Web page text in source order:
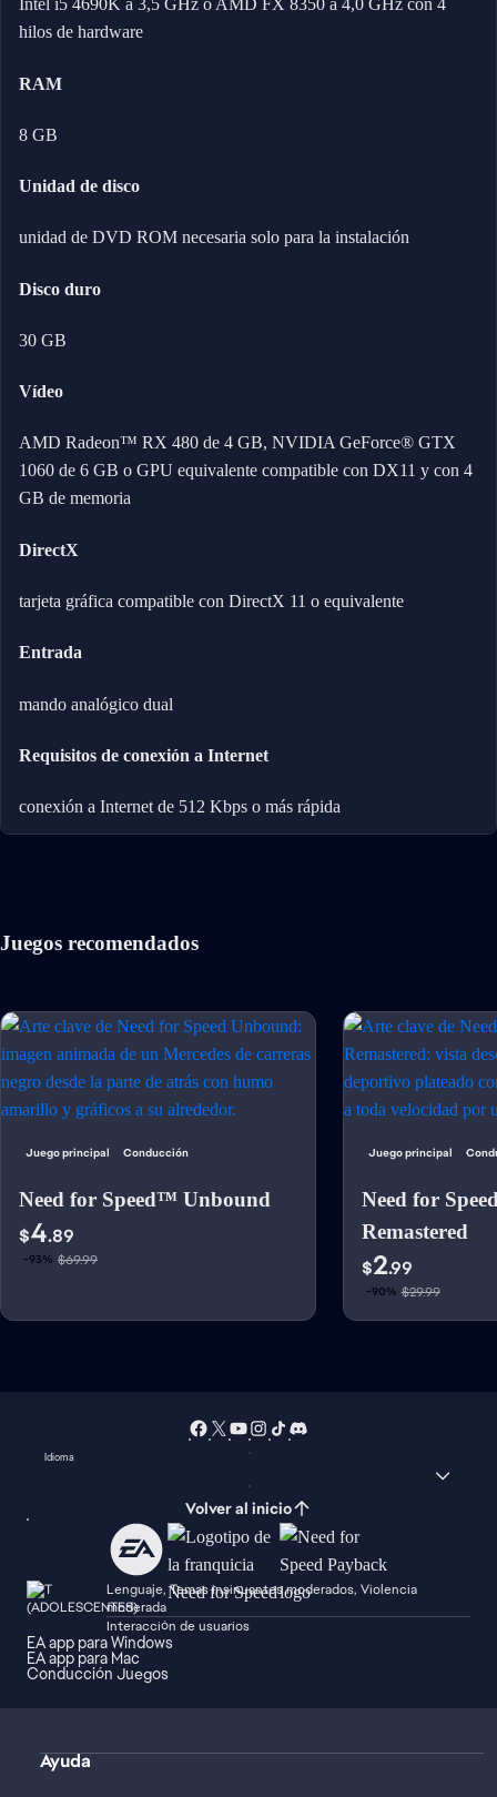
Intel i5 4690K a 3,5 GHz o AMD FX 8350 a 4,0 GHz con 4
hilos de hardware
RAM
8 GB
Unidad de disco
unidad de DVD ROM necesaria solo para la instalación
Disco duro
30 GB
Vídeo
AMD Radeon™ RX 480 de 4 GB, NVIDIA GeForce® GTX
1060 de 6 GB o GPU equivalente compatible con DX11 y con 4
GB de memoria
DirectX
tarjeta gráfica compatible con DirectX 11 o equivalente
Entrada
mando analógico dual
Requisitos de conexión a Internet
conexión a Internet de 512 Kbps o más rápida
Juegos recomendados
Juego principal Conducción
Need for Speed™ Unbound
$4.89
-93% $69.99
Juego principal
Need for
Remastered
$2.99
-90% $29.99
Idioma
Volver al inicio
Lenguaje, Temas insinuantes moderados, Violencia
moderada
Interacción de usuarios
EA app para Windows
EA app para Mac
Conducción Juegos
Ayuda